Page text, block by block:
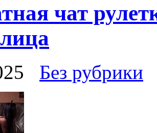
чат
Без рубрики